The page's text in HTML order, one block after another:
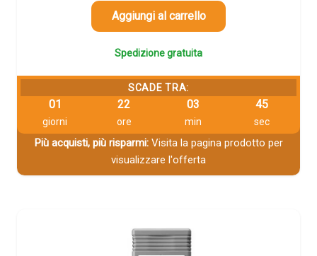
Aggiungi al carrello
Spedizione gratuita
SCADE TRA:
01
giorni
22
ore
03
min
44
sec
Più acquisti, più risparmi:Visita la pagina prodotto per
visualizzare l'offerta